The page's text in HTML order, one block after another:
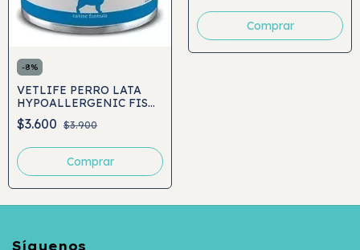
-8%
VETLIFE PERRO LATA
HYPOALLERGENIC FISH
AND POTATO 300GR
$3.600 $3.900